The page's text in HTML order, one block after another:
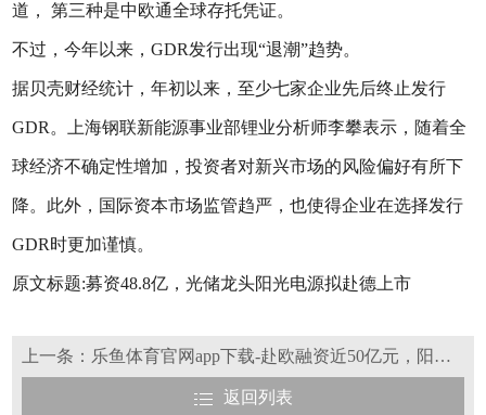
道， 第三种是中欧通全球存托凭证。
不过，今年以来，GDR发行出现“退潮”趋势。
据贝壳财经统计，年初以来，至少七家企业先后终止发行
GDR。上海钢联新能源事业部锂业分析师李攀表示，随着全
球经济不确定性增加，投资者对新兴市场的风险偏好有所下
降。此外，国际资本市场监管趋严，也使得企业在选择发行
GDR时更加谨慎。
原文标题:募资48.8亿，光储龙头阳光电源拟赴德上市
上一条：乐鱼体育官网app下载-赴欧融资近50亿元，阳光电源不走寻常路
返回列表